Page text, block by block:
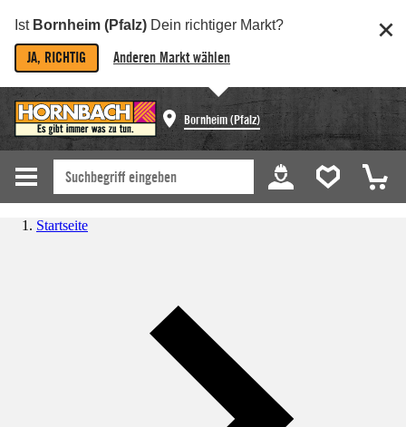
Ist Bornheim (Pfalz) Dein richtiger Markt?
JA, RICHTIG Anderen Markt wählen
Bornheim (Pfalz)
Startseite